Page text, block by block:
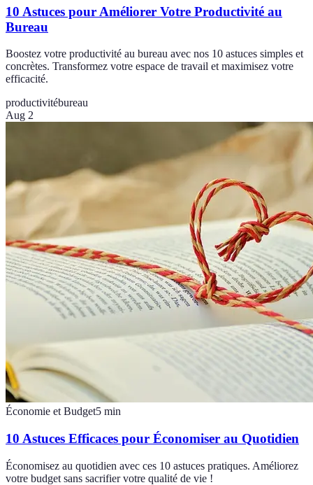
10 Astuces pour Améliorer Votre Productivité au
Bureau
Boostez votre productivité au bureau avec nos 10 astuces simples et
concrètes. Transformez votre espace de travail et maximisez votre
efficacité.
productivitébureau
Aug 2
Économie et Budget5 min
10 Astuces Efficaces pour Économiser au Quotidien
Économisez au quotidien avec ces 10 astuces pratiques. Améliorez
votre budget sans sacrifier votre qualité de vie !